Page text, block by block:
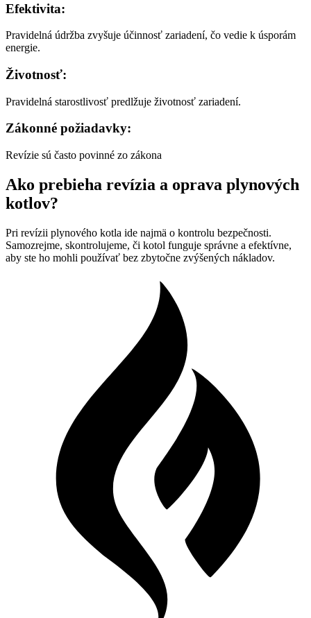
Efektivita:
Pravidelná údržba zvyšuje účinnosť zariadení, čo vedie k úsporám
energie.
Životnosť:
Pravidelná starostlivosť predlžuje životnosť zariadení.
Zákonné požiadavky:
Revízie sú často povinné zo zákona
Ako prebieha revízia a oprava plynových
kotlov?
Pri revízii plynového kotla ide najmä o kontrolu bezpečnosti.
Samozrejme, skontrolujeme, či kotol funguje správne a efektívne,
aby ste ho mohli používať bez zbytočne zvýšených nákladov.